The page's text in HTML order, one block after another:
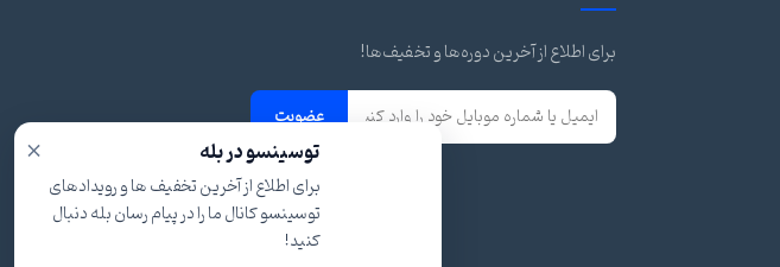
برای اطلاع از آخرین دوره‌ها و تخفیف‌ها!
عضویت
× توسینسو در بله
برای اطلاع از آخرین تخفیف ها و رویدادهای
توسینسو کانال ما را در پیام رسان بله دنبال
کنید!